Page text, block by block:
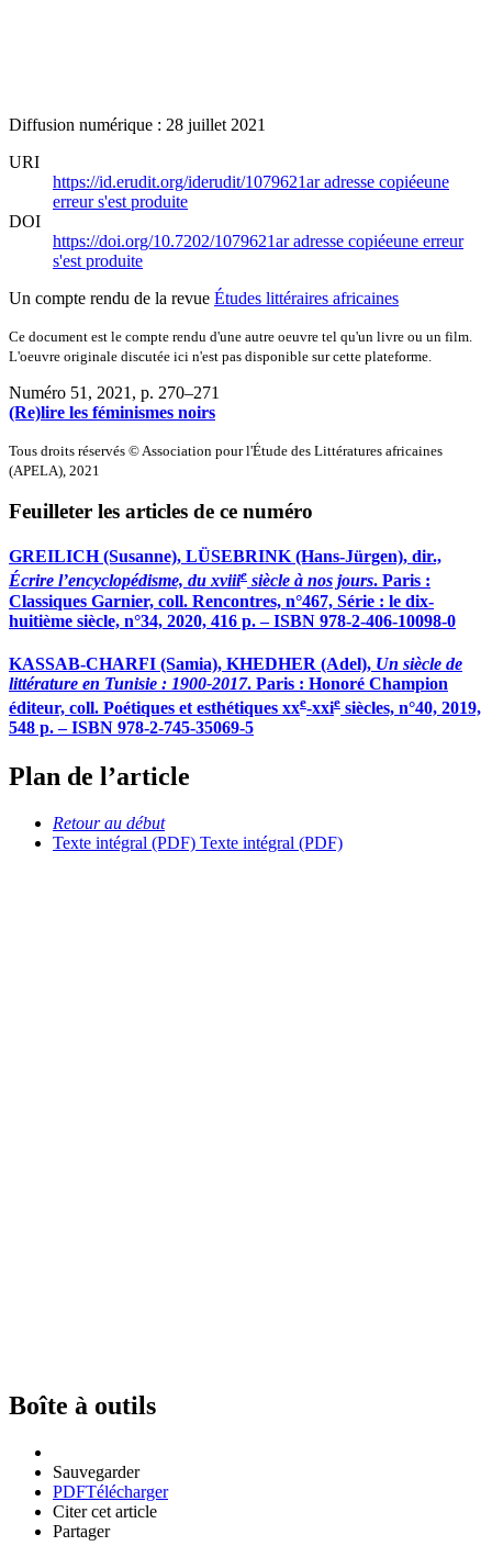
Diffusion numérique : 28 juillet 2021
URI
https://id.erudit.org/iderudit/1079621aradresse copiéeune
erreur s'est produite
DOI
https://doi.org/10.7202/1079621aradresse copiéeune erreur
s'est produite
Un compte rendu de la revue Études littéraires africaines
Ce document est le compte rendu d'une autre oeuvre tel qu'un livre ou un film.
L'oeuvre originale discutée ici n'est pas disponible sur cette plateforme.
Numéro 51, 2021 , p. 270–271
(Re)lire les féminismes noirs
Tous droits réservés © Association pour l'Étude des Littératures africaines
(APELA), 2021
Feuilleter les articles de ce numéro
GREILICH(Susanne), LÜSEBRINK(Hans-Jürgen), dir.,
Écrire l’encyclopédisme, duxviiie siècle à nos jours. Paris :
Classiques Garnier, coll. Rencontres, n°467, Série : le dix-
huitième siècle, n°34, 2020, 416 p. – ISBN 978-2-406-10098-0
KASSAB-CHARFI (Samia), KHEDHER (Adel), Un siècle de
littérature en Tunisie : 1900-2017. Paris : Honoré Champion
éditeur, coll. Poétiques et esthétiques xxe-xxie siècles, n°40, 2019,
548 p. – ISBN 978-2-745-35069-5
Plan de l’article
Retour au début
Texte intégral (PDF) Texte intégral (PDF)
Boîte à outils
Sauvegarder
PDFTélécharger
Citer cet article
Partager